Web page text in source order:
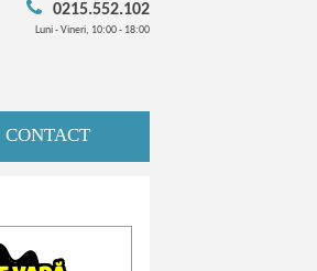
0215.552.102
Luni - Vineri, 10:00 - 18:00
CONTACT